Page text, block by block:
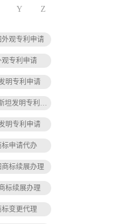
Y Z
外观专利申请
观专利申请
明专利申请
乌兹别克斯坦发明专利申请
明专利申请
标申请代办
商标续展办理
标续展办理
变更代理